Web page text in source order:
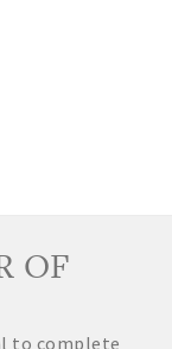
OF
to complete